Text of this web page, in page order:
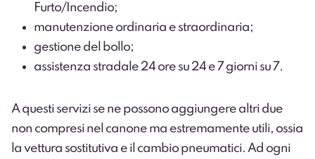
Furto/Incendio;
manutenzione ordinaria e straordinaria;
gestione del bollo;
assistenza stradale 24 ore su 24 e 7 giorni su 7.
A questi servizi se ne possono aggiungere altri due
non compresi nel canone ma estremamente utili, ossia
la vettura sostitutiva e il cambio pneumatici. Ad ogni